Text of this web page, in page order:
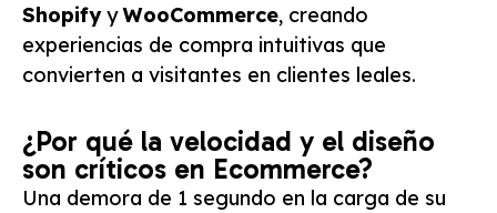
ShopifyyWooCommerce, creando
experiencias de compra intuitivas que
convierten a visitantes en clientes leales.
¿Por qué la velocidad y el diseño
son críticos en Ecommerce?
Una demora de 1 segundo en la carga de su